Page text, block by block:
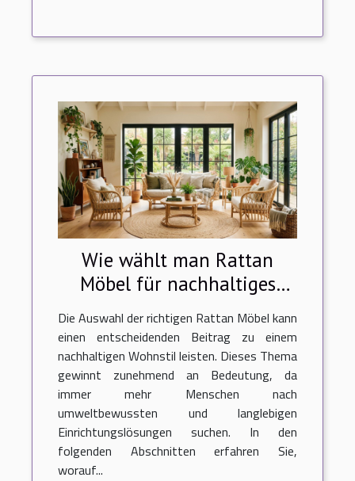
Wie wählt man Rattan
Möbel für nachhaltiges
Wohnen?
Die Auswahl der richtigen Rattan Möbel kann
einen entscheidenden Beitrag zu einem
nachhaltigen Wohnstil leisten. Dieses Thema
gewinnt zunehmend an Bedeutung, da
immer mehr Menschen nach
umweltbewussten und langlebigen
Einrichtungslösungen suchen. In den
folgenden Abschnitten erfahren Sie,
worauf...